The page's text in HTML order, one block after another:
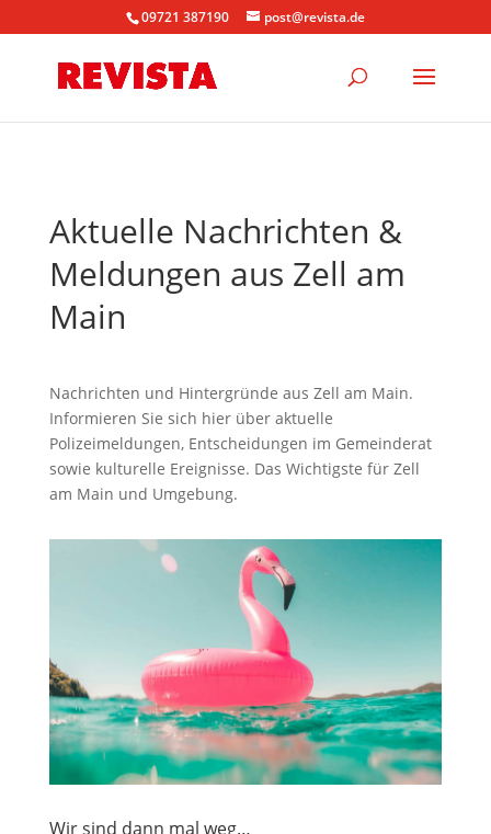
09721 387190 post@revista.de
Aktuelle Nachrichten &
Meldungen aus Zell am
Main
Nachrichten und Hintergründe aus Zell am Main.
Informieren Sie sich hier über aktuelle
Polizeimeldungen, Entscheidungen im Gemeinderat
sowie kulturelle Ereignisse. Das Wichtigste für Zell
am Main und Umgebung.
Wir sind dann mal weg…